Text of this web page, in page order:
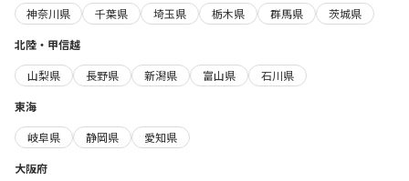
神奈川県
千葉県 埼玉県 栃木県 群馬県
茨城県
北陸・甲信越
山梨県
長野県 新潟県 富山県
石川県
東海
岐阜県
静岡県
愛知県
大阪府